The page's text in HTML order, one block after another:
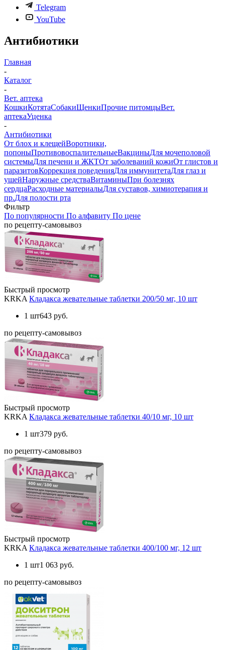
Telegram
YouTube
Антибиотики
Главная
-
Каталог
-
Вет. аптека
КошкиКотятаСобакиЩенкиПрочие питомцыВет.
аптекаУценка
-
Антибиотики
От блох и клещейВоротники,
попоныПротивовоспалительныеВакциныДля мочеполовой
системыДля печени и ЖКТОт заболеваний кожиОт глистов и
паразитовКоррекция поведенияДля иммунитетаДля глаз и
ушейНаружные средстваВитаминыПри болезнях
сердцаРасходные материалыДля суставов, химиотерапия и
пр.Для полости рта
Фильтр
По популярности По алфавиту По цене
по рецепту-самовывоз
Быстрый просмотр
KRKA Кладакса жевательные таблетки 200/50 мг, 10 шт
1 шт643 руб.
по рецепту-самовывоз
Быстрый просмотр
KRKA Кладакса жевательные таблетки 40/10 мг, 10 шт
1 шт379 руб.
по рецепту-самовывоз
Быстрый просмотр
KRKA Кладакса жевательные таблетки 400/100 мг, 12 шт
1 шт1 063 руб.
по рецепту-самовывоз